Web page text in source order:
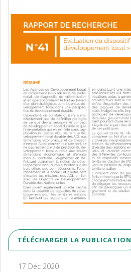
TÉLÉCHARGER LA PUBLICATION
17 Déc 2020